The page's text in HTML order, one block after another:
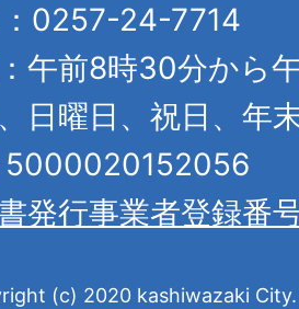
0257-24-7714
午前8時30分から
、日曜日、祝日、年
5000020152056
発行事業者登録番
(c) 2020 kashiwazaki